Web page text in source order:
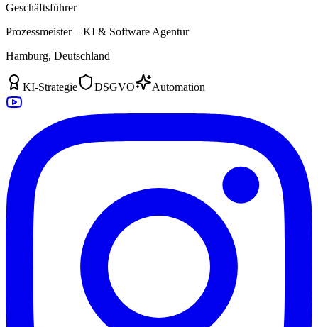
Geschäftsführer
Prozessmeister – KI & Software Agentur
Hamburg, Deutschland
KI-Strategie DSGVO Automation